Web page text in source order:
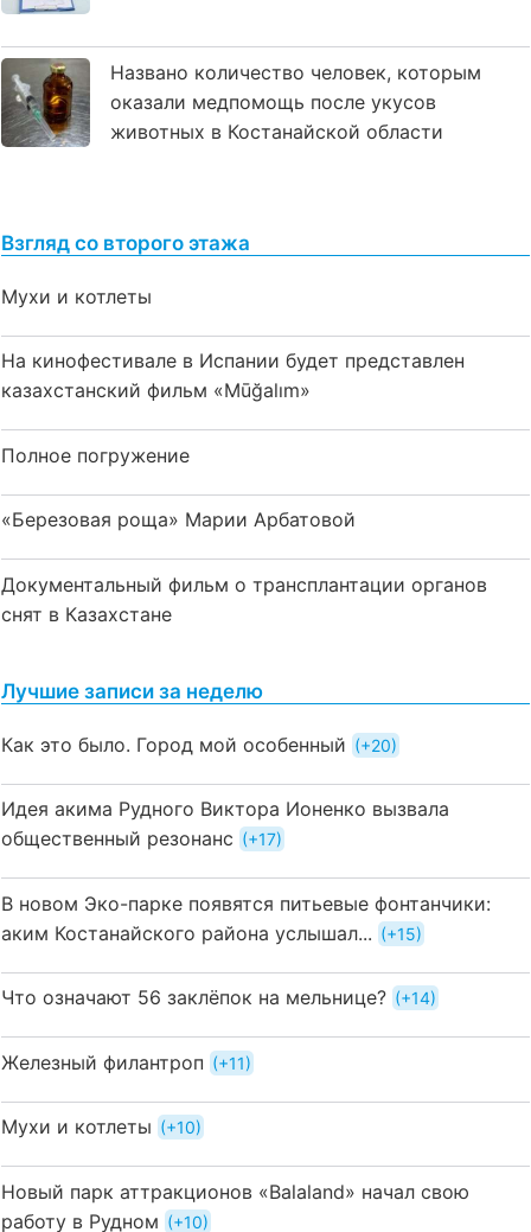
Названо количество человек, которым
оказали медпомощь после укусов
животных в Костанайской области
Взгляд со второго этажа
Мухи и котлеты
На кинофестивале в Испании будет представлен
казахстанский фильм «Mūğalım»
Полное погружение
«Березовая роща» Марии Арбатовой
Документальный фильм о трансплантации органов
снят в Казахстане
Лучшие записи за неделю
Как это было. Город мой особенный +20
Идея акима Рудного Виктора Ионенко вызвала
общественный резонанс
+17
В новом Эко-парке появятся питьевые фонтанчики:
аким Костанайского района услышал...
+15
Что означают 56 заклёпок на мельнице? +14
Железный филантроп +11
Мухи и котлеты +10
Новый парк аттракционов «Balaland» начал свою
работу в Рудном
+10